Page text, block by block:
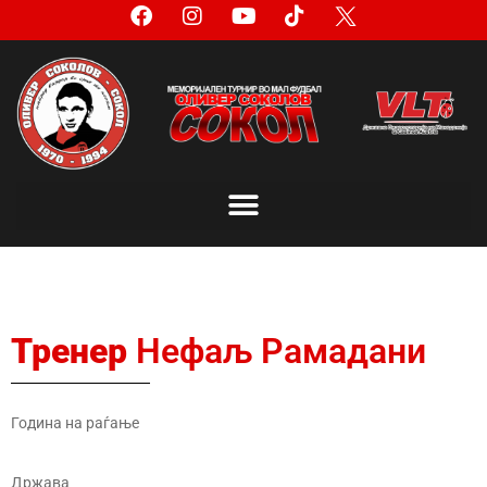
Тренер Нефаљ Рамадани
Година на раѓање
Држава